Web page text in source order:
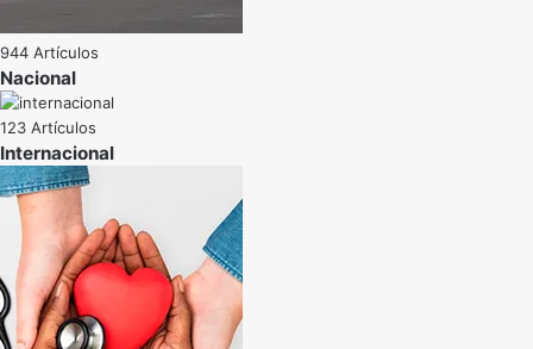
944 Artículos
Nacional
123 Artículos
Internacional